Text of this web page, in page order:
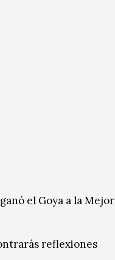
el Goya a la Mejor
reflexiones